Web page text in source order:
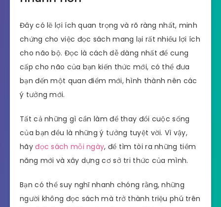
Đây có lẽ lợi ích quan trọng và rõ ràng nhất, minh
chứng cho việc đọc sách mang lại rất nhiều lợi ích
cho não bộ. Đọc là cách dễ dàng nhất để cung
cấp cho não của bạn kiến ​​thức mới, có thể đưa
bạn đến một quan điểm mới, hình thành nên các
ý tưởng mới.
Tất cả những gì cần làm để thay đổi cuộc sống
của bạn đều là những ý tưởng tuyệt vời. Vì vậy,
hãyđọc sách mỗi ngày, để tìm tòi ra những tiềm
năng mới và xây dựng cơ sở tri thức của mình.
Bạn có thể suy nghĩ nhanh chóng rằng, những
người không đọc sách mà trở thành triệu phú trên